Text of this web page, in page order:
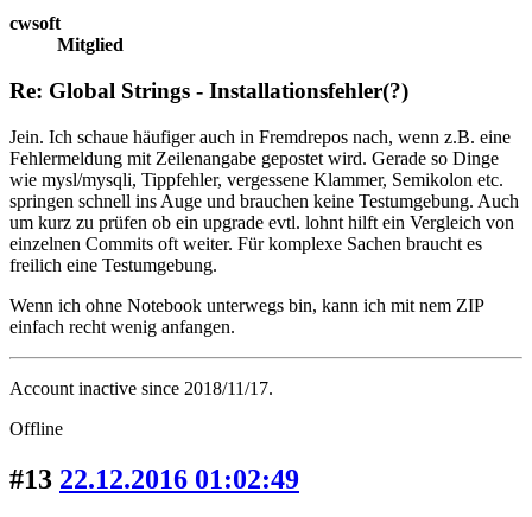
cwsoft
Mitglied
Re: Global Strings - Installationsfehler(?)
Jein. Ich schaue häufiger auch in Fremdrepos nach, wenn z.B. eine
Fehlermeldung mit Zeilenangabe gepostet wird. Gerade so Dinge
wie mysl/mysqli, Tippfehler, vergessene Klammer, Semikolon etc.
springen schnell ins Auge und brauchen keine Testumgebung. Auch
um kurz zu prüfen ob ein upgrade evtl. lohnt hilft ein Vergleich von
einzelnen Commits oft weiter. Für komplexe Sachen braucht es
freilich eine Testumgebung.
Wenn ich ohne Notebook unterwegs bin, kann ich mit nem ZIP
einfach recht wenig anfangen.
Account inactive since 2018/11/17.
Offline
#13 22.12.2016 01:02:49